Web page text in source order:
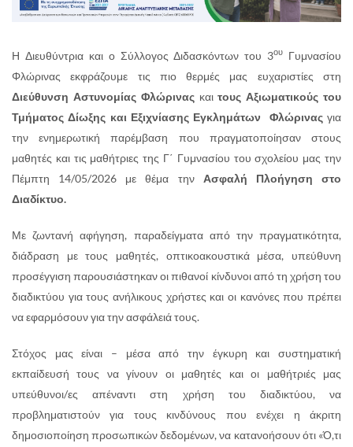
Η Διευθύντρια και ο Σύλλογος Διδασκόντων του 3ου
Γυμνασίου
Φλώρινας εκφράζουμε τις πιο θερμές μας ευχαριστίες στη
Διεύθυνση Αστυνομίας Φλώριναςκαιτους Αξιωματικούς του
Τμήματος Δίωξης και Εξιχνίασης Εγκλημάτων Φλώρινας για
την ενημερωτική παρέμβαση που πραγματοποίησαν στους
μαθητές και τις μαθήτριες της Γ΄ Γυμνασίου του σχολείου μας την
Πέμπτη 14/05/2026 με θέμα την Ασφαλή Πλοήγηση στο
Διαδίκτυο.
Με ζωντανή αφήγηση, παραδείγματα από την πραγματικότητα,
διάδραση με τους μαθητές, οπτικοακουστικά μέσα, υπεύθυνη
προσέγγιση παρουσιάστηκαν οι πιθανοί κίνδυνοι από τη χρήση του
διαδικτύου για τους ανήλικους χρήστες και οι κανόνες που πρέπει
να εφαρμόσουν για την ασφάλειά τους.
Στόχος μας είναι – μέσα από την έγκυρη και συστηματική
εκπαίδευσή τους να γίνουν οι μαθητές και οι μαθήτριές μας
υπεύθυνοι/ες απέναντι στη χρήση του διαδικτύου, να
προβληματιστούν για τους κινδύνους που ενέχει η άκριτη
δημοσιοποίηση προσωπικών δεδομένων, να κατανοήσουν ότι «Ό,τι